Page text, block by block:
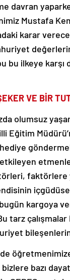
davran
Mustafa
karar
bu ilkeye
VE BİR
olumsuz
Eğitim
faktörlere
kargoya
tarz
bazı